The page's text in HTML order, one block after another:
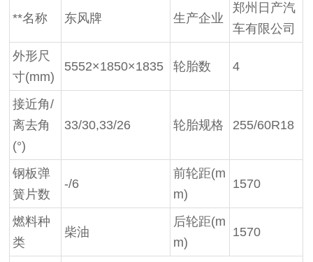
**名称 东风牌 生产企业
郑州日产汽
车有限公司
外形尺
寸(mm)
5552×1850×1835 轮胎数 4
接近角/
离去角
(°)
33/30,33/26 轮胎规格 255/60R18
钢板弹
簧片数
-/6
前轮距(m
m)
1570
燃料种
类
柴油
后轮距(m
m)
1570